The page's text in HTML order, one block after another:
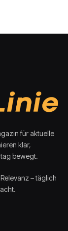
für aktuelle
klar,
bewegt.
– täglich